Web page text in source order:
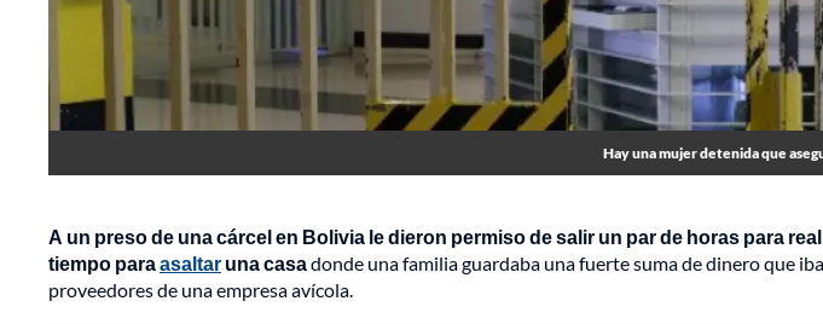
Hay una mujer detenida que
A un preso de una cárcel en Bolivia le dieron permiso de salir un par de horas para
tiempo paraasaltar una casadonde una familia guardaba una fuerte suma de dinero que
proveedores de una empresa avícola.